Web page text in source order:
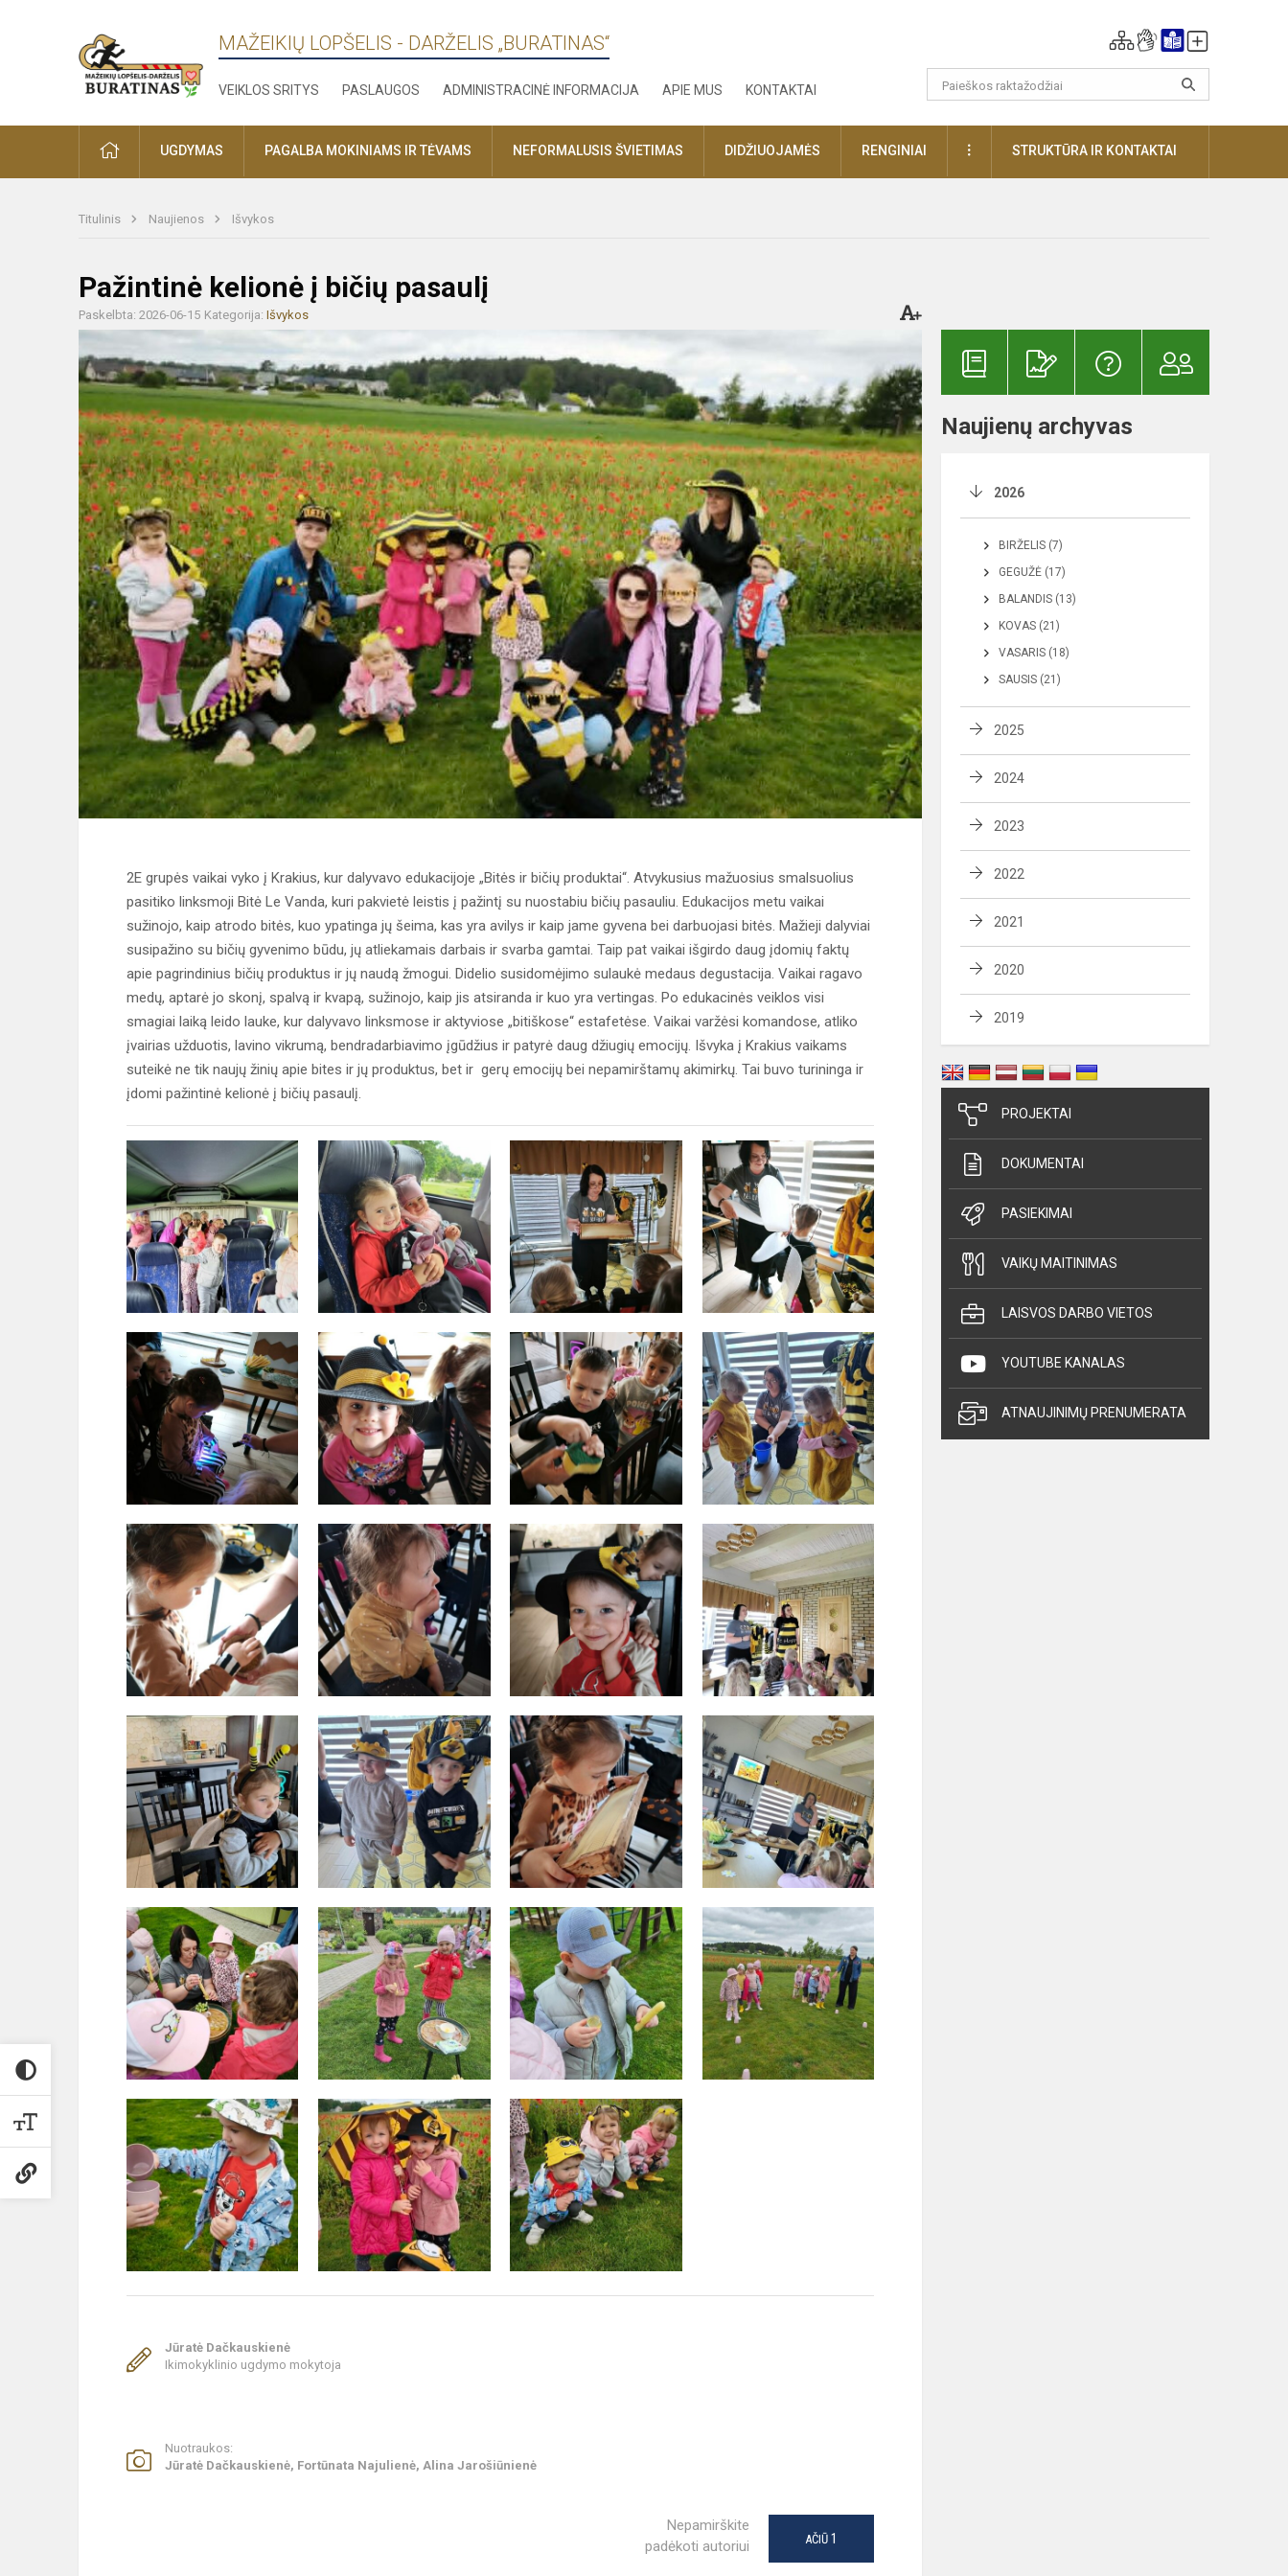
MAŽEIKIŲ LOPŠELIS - DARŽELIS „BURATINAS“
VEIKLOS SRITYS PASLAUGOS ADMINISTRACINĖ INFORMACIJA APIE MUS KONTAKTAI
PRADŽIAUGDYMAS PAGALBA MOKINIAMS IR TĖVAMS NEFORMALUSIS ŠVIETIMAS DIDŽIUOJAMĖS RENGINIAI DAUGIAUSTRUKTŪRA IR KONTAKTAI
Titulinis Naujienos Išvykos
Pažintinė kelionė į bičių pasaulį
Paskelbta: 2026-06-15 Kategorija: Išvykos
2E grupės vaikai vyko į Krakius, kur dalyvavo edukacijoje „Bitės ir bičių produktai“. Atvykusius mažuosius smalsuolius
pasitiko linksmoji Bitė Le Vanda, kuri pakvietė leistis į pažintį su nuostabiu bičių pasauliu. Edukacijos metu vaikai
sužinojo, kaip atrodo bitės, kuo ypatinga jų šeima, kas yra avilys ir kaip jame gyvena bei darbuojasi bitės. Mažieji dalyviai
susipažino su bičių gyvenimo būdu, jų atliekamais darbais ir svarba gamtai. Taip pat vaikai išgirdo daug įdomių faktų
apie pagrindinius bičių produktus ir jų naudą žmogui. Didelio susidomėjimo sulaukė medaus degustacija. Vaikai ragavo
medų, aptarė jo skonį, spalvą ir kvapą, sužinojo, kaip jis atsiranda ir kuo yra vertingas. Po edukacinės veiklos visi
smagiai laiką leido lauke, kur dalyvavo linksmose ir aktyviose „bitiškose“ estafetėse. Vaikai varžėsi komandose, atliko
įvairias užduotis, lavino vikrumą, bendradarbiavimo įgūdžius ir patyrė daug džiugių emocijų. Išvyka į Krakius vaikams
suteikė ne tik naujų žinių apie bites ir jų produktus, bet ir gerų emocijų bei nepamirštamų akimirkų. Tai buvo turininga ir
įdomi pažintinė kelionė į bičių pasaulį.
Jūratė Dačkauskienė
Ikimokyklinio ugdymo mokytoja
Nuotraukos:
Jūratė Dačkauskienė, Fortūnata Najulienė, Alina Jarošiūnienė
Nepamirškite
padėkoti autoriui
AČIŪ 1
Naujienų archyvas
2026
BIRŽELIS (7)
GEGUŽĖ (17)
BALANDIS (13)
KOVAS (21)
VASARIS (18)
SAUSIS (21)
2025
2024
2023
2022
2021
2020
2019
PROJEKTAI
DOKUMENTAI
PASIEKIMAI
VAIKŲ MAITINIMAS
LAISVOS DARBO VIETOS
YOUTUBE KANALAS
ATNAUJINIMŲ PRENUMERATA